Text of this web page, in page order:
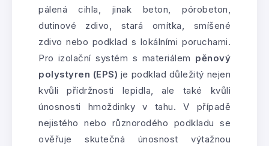
pálená cihla, jinak beton, pórobeton,
dutinové zdivo, stará omítka, smíšené
zdivo nebo podklad s lokálními poruchami.
Pro izolační systém s materiálem pěnový
polystyren (EPS) je podklad důležitý nejen
kvůli přídržnosti lepidla, ale také kvůli
únosnosti hmoždinky v tahu. V případě
nejistého nebo různorodého podkladu se
ověřuje skutečná únosnost výtažnou